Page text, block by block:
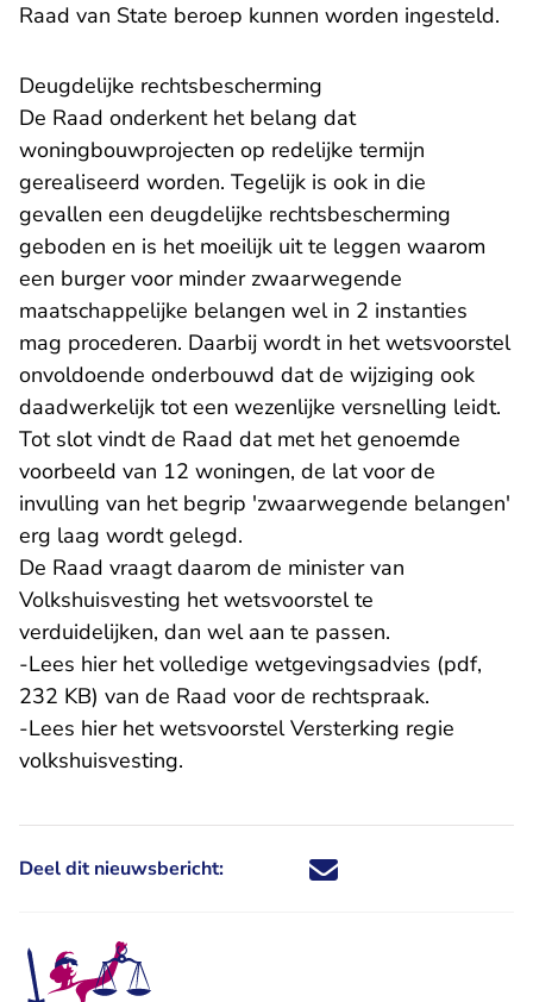
Raad van State beroep kunnen worden ingesteld.
Deugdelijke rechtsbescherming
De Raad onderkent het belang dat
woningbouwprojecten op redelijke termijn
gerealiseerd worden. Tegelijk is ook in die
gevallen een deugdelijke rechtsbescherming
geboden en is het moeilijk uit te leggen waarom
een burger voor minder zwaarwegende
maatschappelijke belangen wel in 2 instanties
mag procederen. Daarbij wordt in het wetsvoorstel
onvoldoende onderbouwd dat de wijziging ook
daadwerkelijk tot een wezenlijke versnelling leidt.
Tot slot vindt de Raad dat met het genoemde
voorbeeld van 12 woningen, de lat voor de
invulling van het begrip 'zwaarwegende belangen'
erg laag wordt gelegd.
De Raad vraagt daarom de minister van
Volkshuisvesting het wetsvoorstel te
verduidelijken, dan wel aan te passen.
-Lees hier het volledige wetgevingsadvies (pdf,
232 KB) van de Raad voor de rechtspraak.
-Lees hier het wetsvoorstel- U verlaat
Versterking regie
volkshuisvesting.
Deel dit nieuwsbericht: Deel dit nieuwsbericht via X -
Deel dit nieuwsbericht via
Deel dit nieuwsbericht
Deel dit